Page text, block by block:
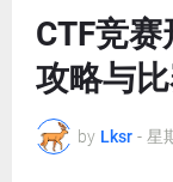
CTF竞
攻略与
by Lksr - 星